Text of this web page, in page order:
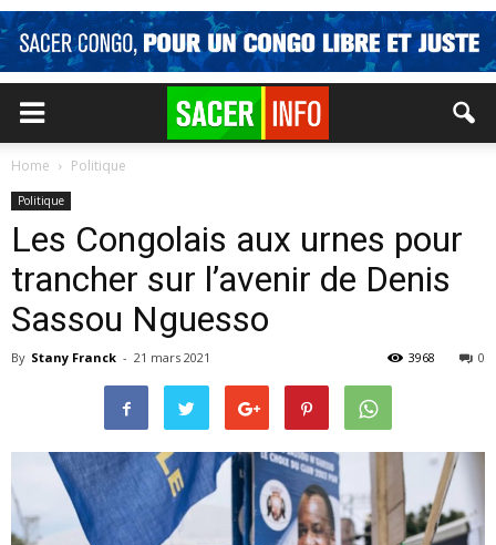
Home Politique
Politique
Les Congolais aux urnes pour
trancher sur l’avenir de Denis
Sassou Nguesso
By Stany Franck - 21 mars 2021 0
3968